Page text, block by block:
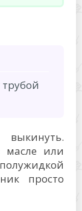
масле или
просто